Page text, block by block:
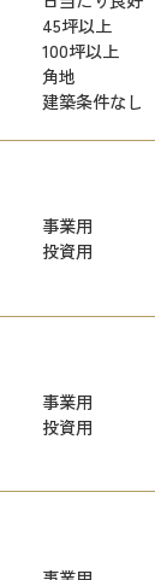
45坪以上
100坪以上
角地
建築条件なし
事業用
投資用
事業用
投資用